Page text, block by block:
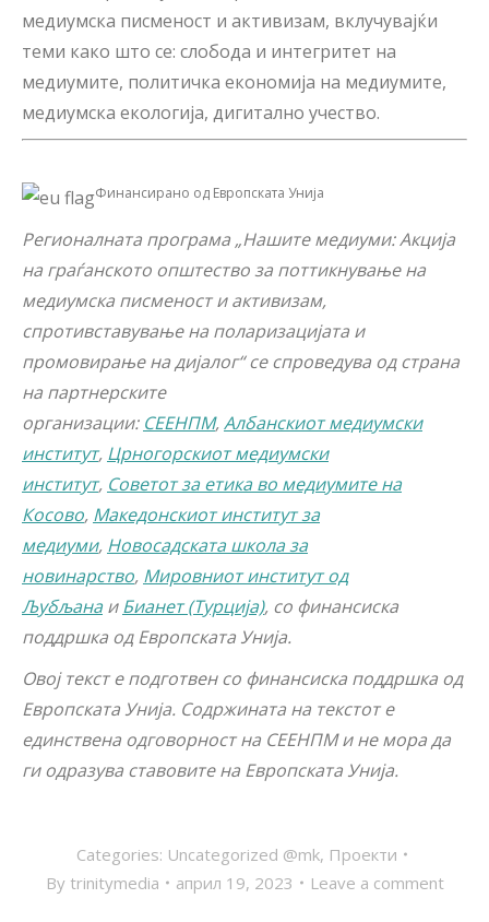
медиумска писменост и активизам, вклучувајќи
теми како што се: слобода и интегритет на
медиумите, политичка економија на медиумите,
медиумска екологија, дигитално учество.
Финансирано од Европската Унија
Регионалната програма „Нашите медиуми: Акција
на граѓанското општество за поттикнување на
медиумска писменост и активизам,
спротивставување на поларизацијата и
промовирање на дијалог“ се спроведува од страна
на партнерските
организации: СЕЕНПМ,Албанскиот медиумски
институт, Црногорскиот медиумски
институт, Советот за етика во медиумите на
Косово, Македонскиот институт за
медиуми, Новосадската школа за
новинарство, Мировниот институт од
ЉубљанаиБианет (Турција), со финансиска
поддршка од Европската Унија.
Овој текст е подготвен со финансиска поддршка од
Европската Унија. Содржината на текстот е
единствена одговорност на СЕЕНПМ и не мора да
ги одразува ставовите на Европската Унија.
Categories: Uncategorized @mk, Проекти
By trinitymedia април 19, 2023 Leave a comment